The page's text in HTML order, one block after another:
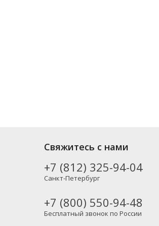
новинки. Вы можете выбрать нужный
– партнерской транспортной
Свяжитесь с нами
+7 (812) 325-94-04
Санкт-Петербург
+7 (800) 550-94-48
Бесплатный звонок по России